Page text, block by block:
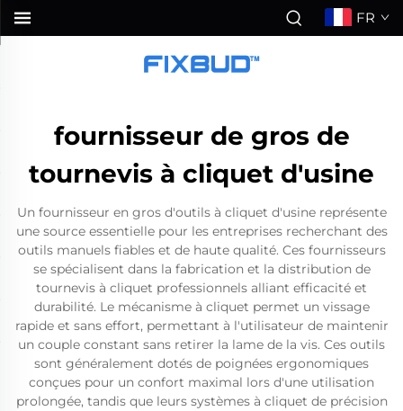
FR
fournisseur de gros de
tournevis à cliquet d'usine
Un fournisseur en gros d'outils à cliquet d'usine représente
une source essentielle pour les entreprises recherchant des
outils manuels fiables et de haute qualité. Ces fournisseurs
se spécialisent dans la fabrication et la distribution de
tournevis à cliquet professionnels alliant efficacité et
durabilité. Le mécanisme à cliquet permet un vissage
rapide et sans effort, permettant à l'utilisateur de maintenir
un couple constant sans retirer la lame de la vis. Ces outils
sont généralement dotés de poignées ergonomiques
conçues pour un confort maximal lors d'une utilisation
prolongée, tandis que leurs systèmes à cliquet de précision